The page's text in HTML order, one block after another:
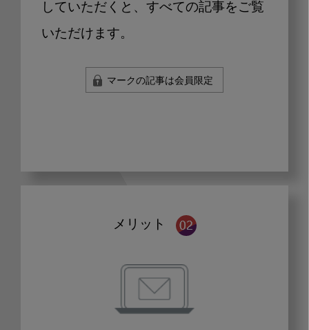
していただくと、すべての記事をご覧
いただけます。
マークの記事は会員限定
メリット